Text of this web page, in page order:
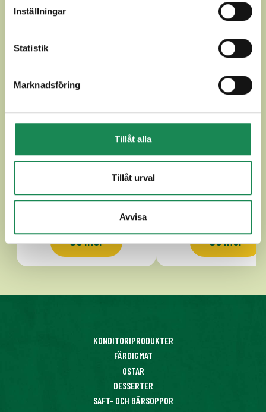
Inställningar
Statistik
Marknadsföring
Tillåt alla
Tillåt urval
Avvisa
Se mer
APPENZELLER
Se mer
KONDITORIPRODUKTER
FÄRDIGMAT
OSTAR
DESSERTER
SAFT- OCH BÄRSOPPOR